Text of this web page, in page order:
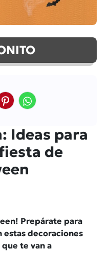
Ideas para
de
Prepárate para
decoraciones
te van a